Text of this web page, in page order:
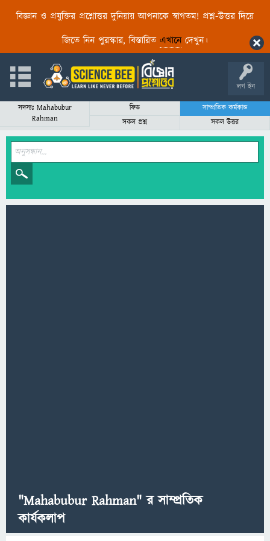
বিজ্ঞান ও প্রযুক্তির প্রশ্নোত্তর দুনিয়ায় আপনাকে স্বাগতম! প্রশ্ন-উত্তর দিয়ে
জিতে নিন পুরস্কার, বিস্তারিত এখানেদেখুন।
লগ ইন
সদস্যঃ Mahabubur
Rahman
ফিড
সাম্প্রতিক কর্মকান্ড
সকল প্রশ্ন
সকল উত্তর
"Mahabubur Rahman" র সাম্প্রতিক
কার্যকলাপ